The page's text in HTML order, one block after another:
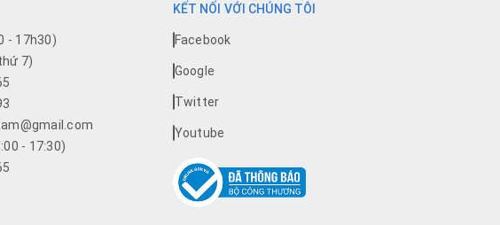
phía trên trần, chỉ lộ ra phần mặt nạ (lưới lọc) rất tinh tế và sang
dẫn nhựa hoặc bạc để đưa khí ra ngoài môi trường. Đây là dòng
viện, công sở, nhà máy, phòng sạch
- 17h30)
7)
- 17:30)
KẾT NỐI VỚI CHÚNG TÔI
Facebook
Google
Twitter
Youtube